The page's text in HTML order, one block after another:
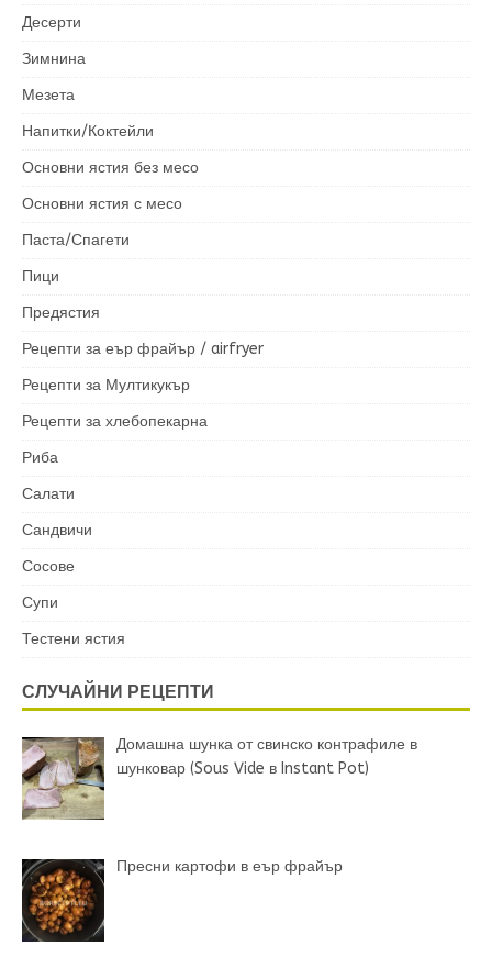
Десерти
Зимнина
Мезета
Напитки/Коктейли
Основни ястия без месо
Основни ястия с месо
Паста/Спагети
Пици
Предястия
Рецепти за еър фрайър / airfryer
Рецепти за Мултикукър
Рецепти за хлебопекарна
Риба
Салати
Сандвичи
Сосове
Супи
Тестени ястия
СЛУЧАЙНИ РЕЦЕПТИ
Домашна шунка от свинско контрафиле в
шунковар (Sous Vide в Instant Pot)
Пресни картофи в еър фрайър